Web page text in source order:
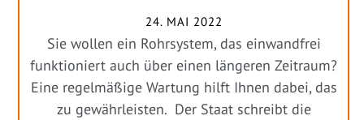
24. MAI 2022
Sie wollen ein Rohrsystem, das einwandfrei
funktioniert auch über einen längeren Zeitraum?
Eine regelmäßige Wartung hilft Ihnen dabei, das
zu gewährleisten. Der Staat schreibt die